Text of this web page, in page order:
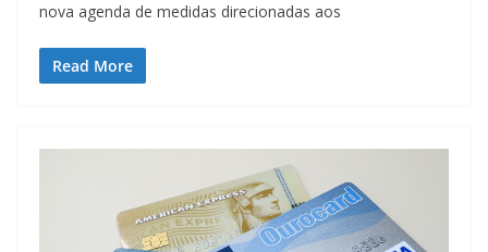
nova agenda de medidas direcionadas aos
Read More